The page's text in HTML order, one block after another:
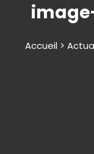
Accueil >